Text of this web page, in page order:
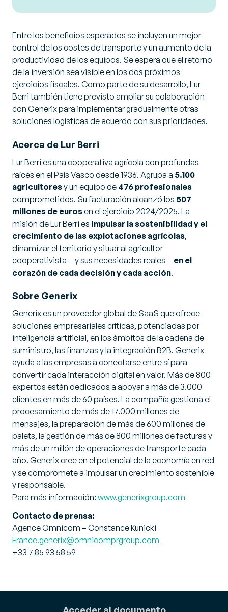
Entre los beneficios esperados se incluyen un mejor
control de los costes de transporte y un aumento de la
productividad de los equipos. Se espera que el retorno
de la inversión sea visible en los dos próximos
ejercicios fiscales. Como parte de su desarrollo, Lur
Berri también tiene previsto ampliar su colaboración
con Generix para implementar gradualmente otras
soluciones logísticas de acuerdo con sus prioridades.
Acerca de Lur Berri
Lur Berri es una cooperativa agrícola con profundas
raíces en el País Vasco desde 1936. Agrupa a 5.100
agricultoresy un equipo de 476 profesionales
comprometidos. Su facturación alcanzó los 507
millones de eurosen el ejercicio 2024/2025. La
misión de Lur Berri es impulsar la sostenibilidad y el
crecimiento de las explotaciones agrícolas,
dinamizar el territorio y situar al agricultor
cooperativista —y sus necesidades reales— en el
corazón de cada decisión y cada acción.
Sobre Generix
Generix es un proveedor global de SaaS que ofrece
soluciones empresariales críticas, potenciadas por
inteligencia artificial, en los ámbitos de la cadena de
suministro, las finanzas y la integración B2B. Generix
ayuda a las empresas a conectarse entre sí para
convertir cada interacción digital en valor. Más de 800
expertos están dedicados a apoyar a más de 3.000
clientes en más de 60 países. La compañía gestiona el
procesamiento de más de 17.000 millones de
mensajes, la preparación de más de 600 millones de
palets, la gestión de más de 800 millones de facturas y
más de un millón de operaciones de transporte cada
año. Generix cree en el potencial de la economía en red
y se compromete a impulsar un crecimiento sostenible
y responsable.
Para más información: www.generixgroup.com
Contacto de prensa:
Agence Omnicom – Constance Kunicki
France.generix@omnicomprgroup.com
+33 7 85 93 58 59